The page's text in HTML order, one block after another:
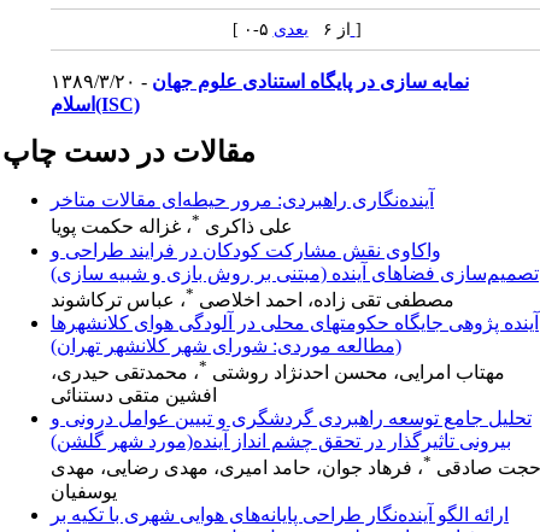
[ ۰-۵ از ۶ ]
۱۳۸۹/۳/۲۰ - نمایه سازی در پایگاه استنادی علوم جهان
اسلام(ISC)
مقالات در دست چاپ
آینده‌نگاری راهبردی: مرور حیطه‌ای مقالات متاخر
علی ذاکری *، غزاله حکمت پویا
واکاوی نقش مشارکت کودکان در فرایند طراحی و
تصمیم‌سازی فضاهای آینده (مبتنی بر روش بازی و شبیه سازی)
مصطفی تقی زاده، احمد اخلاصی *، عباس ترکاشوند
آینده پژوهی جایگاه حکومتهای محلی در آلودگی هوای کلانشهرها
(مطالعه موردی: شورای شهر کلانشهر تهران)
مهتاب امرایی، محسن احدنژاد روشتی *، محمدتقی حیدری،
افشین متقی دستنائی
تحلیل جامع توسعه راهبردی گردشگری و تبیین عوامل درونی و
بیرونی تاثیرگذار در تحقق چشم انداز آینده(مورد شهر گلشن)
حجت صادقی *، فرهاد جوان، حامد امیری، مهدی رضایی، مهدی
یوسفیان
ارائه الگو آینده‌نگار طراحی پایانه‌های هوایی شهری با تکیه بر